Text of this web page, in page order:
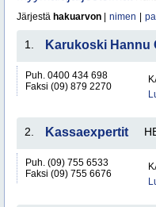
Järjestä hakuarvon nimen
1. Karukoski Hannu
Puh. 0400 434 698
Faksi (09) 879 2270
2. Kassaexpertit
Puh. (09) 755 6533
Faksi (09) 755 6676